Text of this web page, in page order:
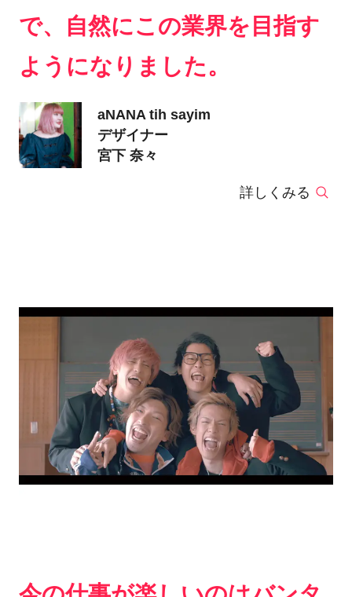
で、自然にこの業界を目指す
ようになりました。
aNANA tih sayim
デザイナー
宮下 奈々
詳しくみる